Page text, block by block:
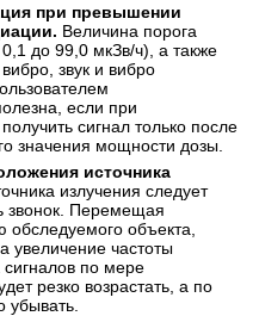
при превышении
Величина порога
до 99,0 мкЗв/ч), а также
звук и вибро
если при
сигнал только после
значения мощности дозы.
источника
излучения следует
звонок. Перемещая
обследуемого объекта,
увеличение частоты
сигналов по мере
резко возрастать, а по
убывать.